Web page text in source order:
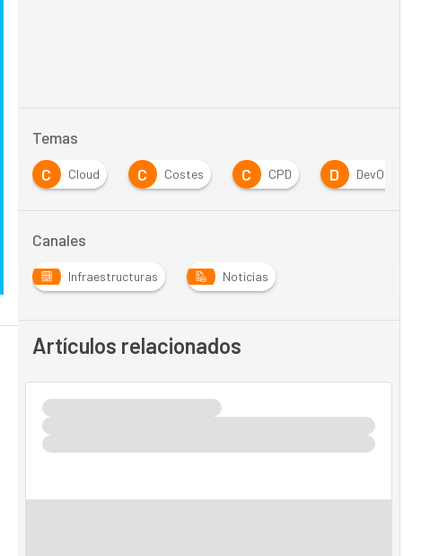
Temas
C Cloud C Costes C CPD D DevOps
Canales
Infraestructuras Noticias
Artículos relacionados